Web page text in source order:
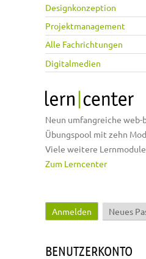
Designkonzeption
Projektmanagement
Alle Fachrichtungen
Digitalmedien
Neun umfangreiche web-
Übungspool mit zehn
Viele weitere Lernmodule
Zum Lerncenter
Haupt-Reiter
Anmelden (aktiver
Neues
BENUTZERKONTO